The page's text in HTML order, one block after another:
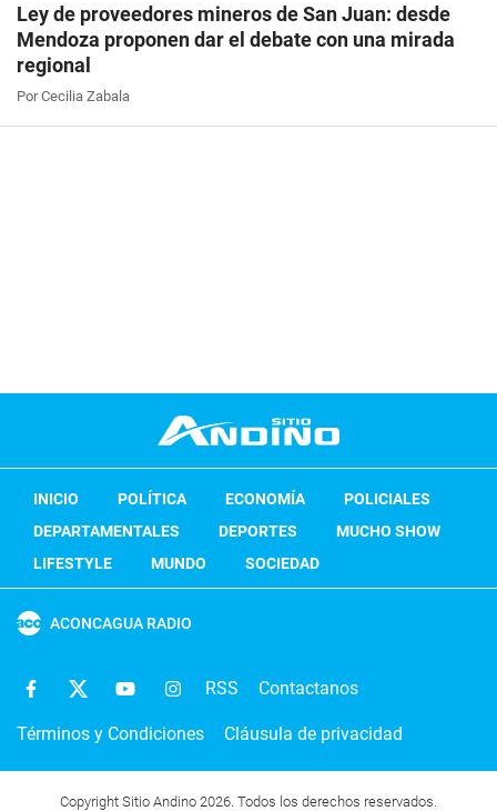
Ley de proveedores mineros de San Juan: desde
Mendoza proponen dar el debate con una mirada
regional
Por Cecilia Zabala
INICIO POLÍTICA ECONOMÍA
POLICIALES
DEPARTAMENTALES
DEPORTES
MUCHO SHOW
LIFESTYLE
MUNDO SOCIEDAD
ACONCAGUA RADIO
RSS Contactanos
Términos y Condiciones Cláusula de privacidad
Copyright Sitio Andino 2026. Todos los derechos reservados.